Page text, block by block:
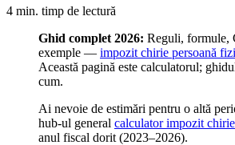
4 min. timp de lectură
Ghid complet 2026: Reguli, formule,
exemple — impozit chirie persoană
Această pagină este calculatorul;
cum.
Ai nevoie de estimări pentru o altă
hub-ul general calculator impozit chirie
anul fiscal dorit (2023–2026).